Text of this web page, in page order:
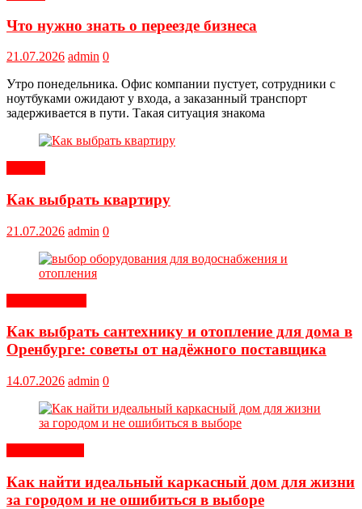
Что нужно знать о переезде бизнеса
21.07.2026 admin 0
Утро понедельника. Офис компании пустует, сотрудники с
ноутбуками ожидают у входа, а заказанный транспорт
задерживается в пути. Такая ситуация знакома
Как выбрать квартиру
21.07.2026 admin 0
Как выбрать сантехнику и отопление для дома в
Оренбурге: советы от надёжного поставщика
14.07.2026 admin 0
Как найти идеальный каркасный дом для жизни
за городом и не ошибиться в выборе